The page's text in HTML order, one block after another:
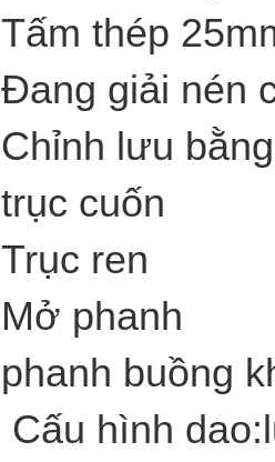
Tấm thép
Đang giải nén
Chỉnh lưu
trục cuốn
Trục ren
Mở phanh
phanh buồng
Cấu hình